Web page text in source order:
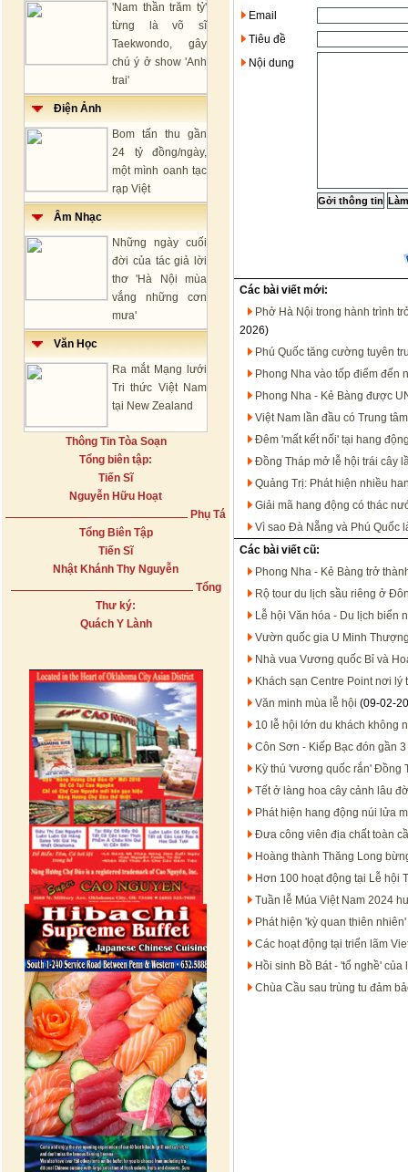
'Nam thần trăm tỷ'
từng là võ sĩ
Taekwondo, gây
chú ý ở show 'Anh
trai'
Điện Ảnh
Bom tấn thu gần
24 tỷ đồng/ngày,
một mình oanh tạc
rạp Việt
Âm Nhạc
Những ngày cuối
đời của tác giả lời
thơ 'Hà Nội mùa
vắng những cơn
mưa'
Văn Học
Ra mắt Mạng lưới
Tri thức Việt Nam
tại New Zealand
Thông Tin Tòa Soạn
Tổng biên tập:
Tiến Sĩ
Nguyễn Hữu Hoạt
Phụ Tá
Tổng Biên Tập
Tiến Sĩ
Nhật Khánh Thy Nguyễn
Tổng
Thư ký:
Quách Y Lành
Email
Tiêu đề
Nội dung
Các bài viết mới:
Phở Hà Nội trong hành trình
2026)
Phú Quốc tăng cường tuyên
Phong Nha vào tốp điểm đến
Phong Nha - Kẻ Bàng được
Việt Nam lần đầu có Trung
Đêm 'mất kết nối' tại hang
Đồng Tháp mở lễ hội trái cây
Quảng Trị: Phát hiện nhiều
Giải mã hang động có thác
Vì sao Đà Nẵng và Phú Quốc
Các bài viết cũ:
Phong Nha - Kẻ Bàng trở
Rộ tour du lịch sầu riêng ở
Lễ hội Văn hóa - Du lịch biển
Vườn quốc gia U Minh
Nhà vua Vương quốc Bỉ và
Khách sạn Centre Point nơi
Văn minh mùa lễ hội (09-02-
10 lễ hội lớn du khách không
Côn Sơn - Kiếp Bạc đón gần
Kỳ thú 'vương quốc rắn' Đồng
Tết ở làng hoa cây cảnh lâu
Phát hiện hang động núi lửa
Đưa công viên địa chất toàn
Hoàng thành Thăng Long
Hơn 100 hoạt động tại Lễ hội
Tuần lễ Múa Việt Nam 2024
Phát hiện 'kỳ quan thiên
Các hoạt động tại triển lãm
Hồi sinh Bồ Bát - 'tổ nghề' của
Chùa Cầu sau trùng tu đảm